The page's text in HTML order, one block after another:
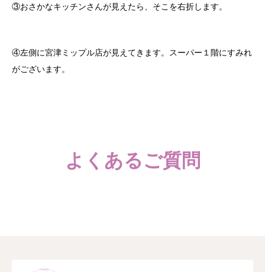
③おさかなキッチンさんが見えたら、そこを右折します。
④左側に宮津ミップル店が見えてきます。スーパー１階にすみれ
がございます。
よくあるご質問